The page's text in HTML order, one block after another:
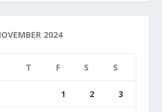
2024
T F S S
1 2 3